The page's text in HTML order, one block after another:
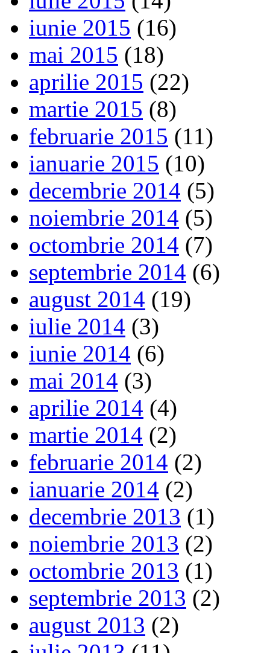
iunie 2015 (16)
mai 2015 (18)
aprilie 2015 (22)
martie 2015 (8)
februarie 2015 (11)
ianuarie 2015 (10)
decembrie 2014 (5)
noiembrie 2014 (5)
octombrie 2014 (7)
septembrie 2014 (6)
august 2014 (19)
iulie 2014 (3)
iunie 2014 (6)
mai 2014 (3)
aprilie 2014 (4)
martie 2014 (2)
februarie 2014 (2)
ianuarie 2014 (2)
decembrie 2013 (1)
noiembrie 2013 (2)
octombrie 2013 (1)
septembrie 2013 (2)
august 2013 (2)